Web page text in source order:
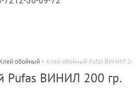
Клей обойный > Клей обойный Pufas ВИНИЛ 200
Pufas ВИНИЛ 200 гр.